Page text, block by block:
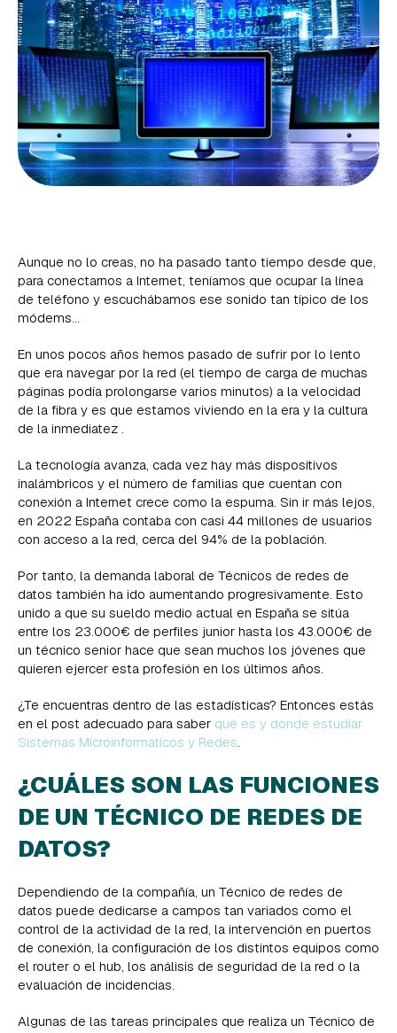
Aunque no lo creas, no ha pasado tanto tiempo desde que,
para conectarnos a Internet, teníamos que ocupar la línea
de teléfono y escuchábamos ese sonido tan típico de los
módems…
En unos pocos años hemos pasado de sufrir por lo lento
que era navegar por la red (el tiempo de carga de muchas
páginas podía prolongarse varios minutos) a la velocidad
de la fibra y es que estamos viviendo en la era y la cultura
de la inmediatez .
La tecnología avanza, cada vez hay más dispositivos
inalámbricos y el número de familias que cuentan con
conexión a Internet crece como la espuma. Sin ir más lejos,
en 2022 España contaba con casi 44 millones de usuarios
con acceso a la red, cerca del 94% de la población.
Por tanto, la demanda laboral de Técnicos de redes de
datos también ha ido aumentando progresivamente. Esto
unido a que su sueldo medio actual en España se sitúa
entre los 23.000€ de perfiles junior hasta los 43.000€ de
un técnico senior hace que sean muchos los jóvenes que
quieren ejercer esta profesión en los últimos años.
¿Te encuentras dentro de las estadísticas? Entonces estás
en el post adecuado para saber qué es y dónde estudiar
Sistemas Microinformáticos y Redes.
¿CUÁLES SON LAS FUNCIONES
DE UN TÉCNICO DE REDES DE
DATOS?
Dependiendo de la compañía, un Técnico de redes de
datos puede dedicarse a campos tan variados como el
control de la actividad de la red, la intervención en puertos
de conexión, la configuración de los distintos equipos como
el router o el hub, los análisis de seguridad de la red o la
evaluación de incidencias.
Algunas de las tareas principales que realiza un Técnico de